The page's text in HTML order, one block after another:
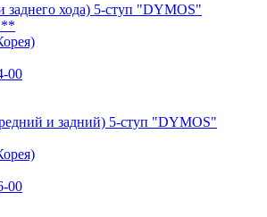
заднего хода) 5-ступ "DYMOS"
**
00
и задний) 5-ступ "DYMOS"
00